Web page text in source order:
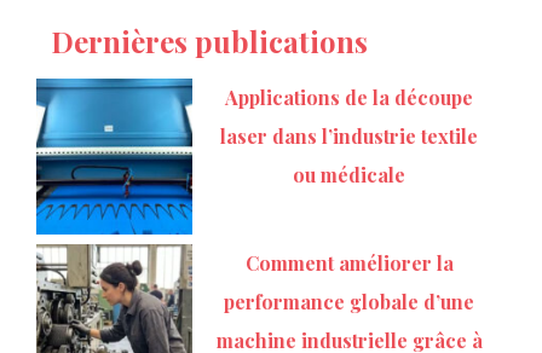
Dernières publications
Applications de la découpe
laser dans l’industrie textile
ou médicale
Comment améliorer la
performance globale d’une
machine industrielle grâce à